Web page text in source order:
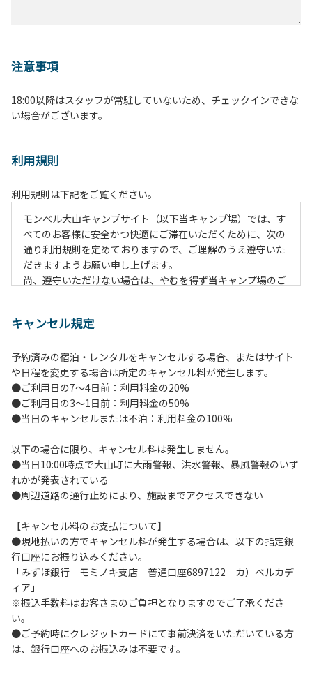
注意事項
18:00以降はスタッフが常駐していないため、チェックインできな
い場合がございます。
利用規則
利用規則は下記をご覧ください。
モンベル大山キャンプサイト（以下当キャンプ場）では、す
べてのお客様に安全かつ快適にご滞在いただくために、次の
通り利用規則を定めておりますので、ご理解のうえ遵守いた
だきますようお願い申し上げます。
尚、遵守いただけない場合は、やむを得ず当キャンプ場のご
【当キャンプ場利用に際してのご案内ならびに注意事項】
２．利用におけるルールを遵守いただき、ご自身で事故の防
止に努めてください。
３．安全管理上、お子さまの単独での行動はご遠慮くださ
い。
４．当キャンプ場内を車で移動する場合は徐行運転（5ｋｍ/
５．ゴミ（可燃）は指定のゴミ袋に分別した上で、指定の場
所へ捨ててください。ビン・缶・ペットボトルおよび不燃ゴ
ミは持ち帰りお願いします。
６．BBQ及び焚火台の灰につきましては鎮火を確認した上で
７．暴力団等反社会勢力及びその関係者ならびに公共の秩
序、善良の風俗に反する恐れのある場合には、ご利用をお断
りいたします。
８．不可抗力以外の事由により建造物、家具、備品、その他
の物品を損傷、紛失、汚染させた場合には、相当額を弁償し
ていただくことがあります。
９．当キャンプ場内（駐車場を含む）での事故や盗難などに
つきましては、一切の責任を負いかねます。
１０．車中で宿泊される場合は、必ずエンジンを停止してく
キャンセル規定
予約済みの宿泊・レンタルをキャンセルする場合、またはサイト
や日程を変更する場合は所定のキャンセル料が発生します。
●ご利用日の7～4日前：利用料金の20%
●ご利用日の3～1日前：利用料金の50%
●当日のキャンセルまたは不泊：利用料金の100%
以下の場合に限り、キャンセル料は発生しません。
●当日10:00時点で大山町に大雨警報、洪水警報、暴風警報のいず
れかが発表されている
●周辺道路の通行止めにより、施設までアクセスできない
【キャンセル料のお支払について】
●現地払いの方でキャンセル料が発生する場合は、以下の指定銀
行口座にお振り込みください。
「みずほ銀行 モミノキ支店 普通口座6897122 カ）ベルカデ
ィア」
※振込手数料はお客さまのご負担となりますのでご了承くださ
い。
●ご予約時にクレジットカードにて事前決済をいただいている方
は、銀行口座へのお振込みは不要です。